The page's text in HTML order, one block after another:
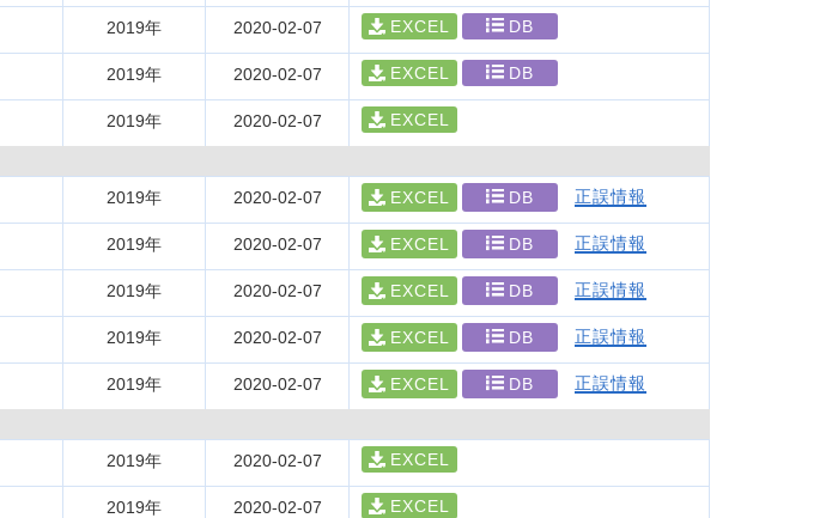
2019年 2020-02-07 EXCEL DB
2019年 2020-02-07 EXCEL DB
2019年 2020-02-07 EXCEL
2019年 2020-02-07 EXCEL DB 正誤情報
2019年 2020-02-07 EXCEL DB 正誤情報
2019年 2020-02-07 EXCEL DB 正誤情報
2019年 2020-02-07 EXCEL DB 正誤情報
2019年 2020-02-07 EXCEL DB 正誤情報
2019年 2020-02-07 EXCEL
2019年 2020-02-07 EXCEL